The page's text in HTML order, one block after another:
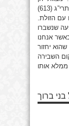
תיקוני הרצונות שיש באדם כלפי הזולת, תרי”ג (613)
עם הזולת.
שנשברו
אנחנו
יחזור
השבירה
ברוך